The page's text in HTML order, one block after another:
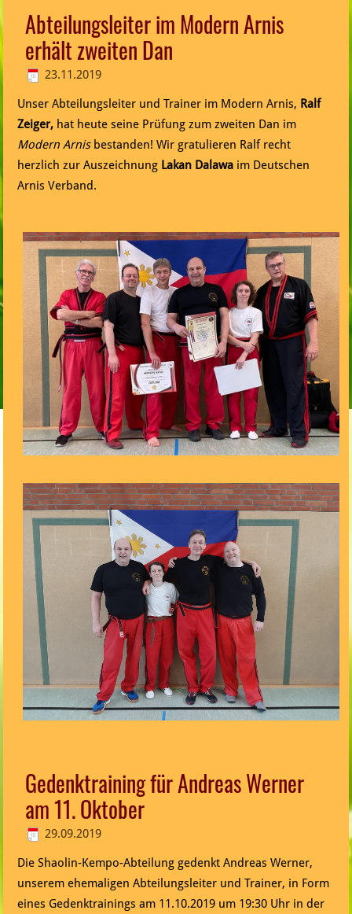
Abteilungsleiter im Modern Arnis
erhält zweiten Dan
23.11.2019
Unser Abteilungsleiter und Trainer im Modern Arnis, Ralf
Zeiger, hat heute seine Prüfung zum zweiten Dan im
Modern Arnisbestanden! Wir gratulieren Ralf recht
herzlich zur Auszeichnung Lakan Dalawa im Deutschen
Arnis Verband.
Gedenktraining für Andreas Werner
am 11. Oktober
29.09.2019
Die Shaolin-Kempo-Abteilung gedenkt Andreas Werner,
unserem ehemaligen Abteilungsleiter und Trainer, in Form
eines Gedenktrainings am 11.10.2019 um 19:30 Uhr in der